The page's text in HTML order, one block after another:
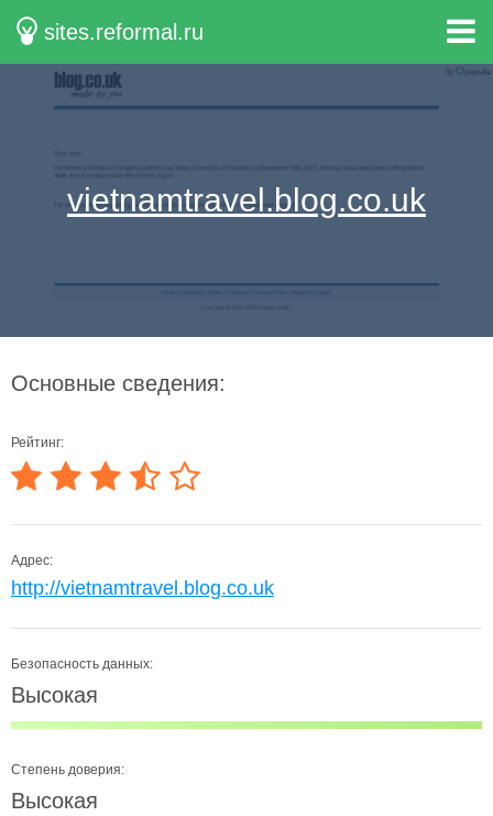
sites.reformal.ru
vietnamtravel.blog.co.uk
Основные сведения:
Рейтинг:
Адрес:
http://vietnamtravel.blog.co.uk
Безопасность данных:
Высокая
Степень доверия:
Высокая